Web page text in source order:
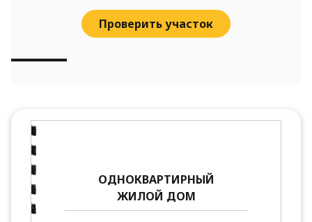
Проверить участок
ОДНОКВАРТИРНЫЙ
ЖИЛОЙ ДОМ